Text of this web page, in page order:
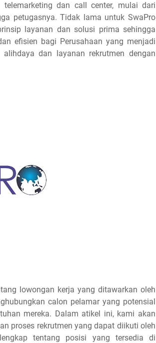
dan call center, mulai dari
petugasnya. Tidak lama untuk SwaPro
layanan dan solusi prima sehingga
efisien bagi Perusahaan yang menjadi
dan layanan rekrutmen dengan
lowongan kerja yang ditawarkan oleh
calon pelamar yang potensial
mereka. Dalam atikel ini, kami akan
proses rekrutmen yang dapat diikuti oleh
tentang posisi yang tersedia di